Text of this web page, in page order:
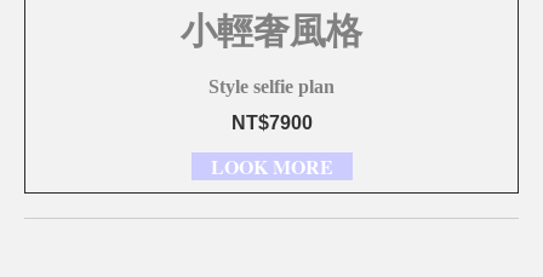
小輕奢風格
Style selfie plan
NT$7900
LOOK MORE